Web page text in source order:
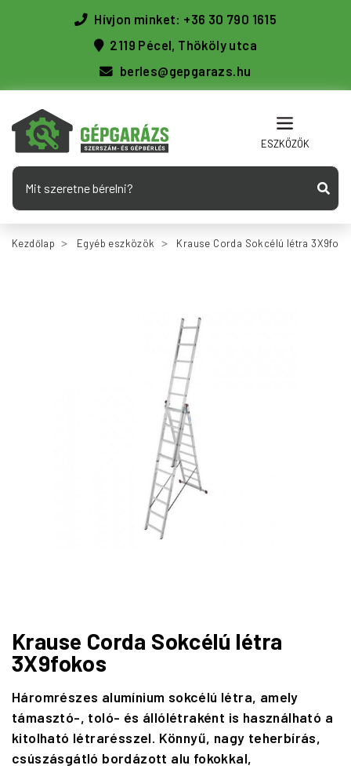
Hívjon minket: +36 30 790 1615
2119 Pécel, Thököly utca
berles@gepgarazs.hu
ESZKÖZÖK
Kezdőlap Egyéb eszközök Krause Corda Sokcélú létra
Krause Corda Sokcélú létra
3X9fokos
Háromrészes alumínium sokcélú létra, amely
támasztó-, toló- és állólétraként is használható a
kitolható létrarésszel. Könnyű, nagy teherbírás,
csúszásgátló bordázott alu fokokkal,